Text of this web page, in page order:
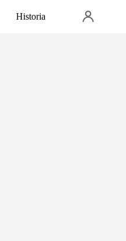
Historia